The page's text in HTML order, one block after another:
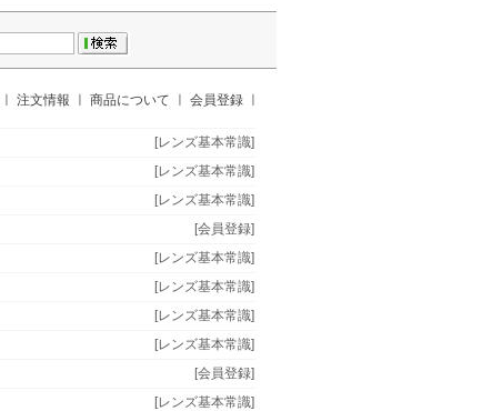
注文情報 商品について 会員登録
[レンズ基本常識]
[レンズ基本常識]
[レンズ基本常識]
[会員登録]
[レンズ基本常識]
[レンズ基本常識]
[レンズ基本常識]
[レンズ基本常識]
[会員登録]
[レンズ基本常識]